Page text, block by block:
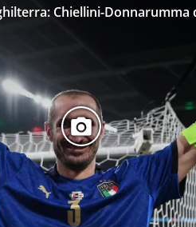
Chiellini-Donnarumma